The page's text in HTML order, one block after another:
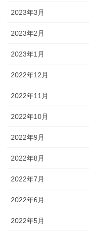
2023年3月
2023年2月
2023年1月
2022年12月
2022年11月
2022年10月
2022年9月
2022年8月
2022年7月
2022年6月
2022年5月